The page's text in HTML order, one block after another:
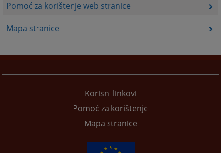
Pomoć za korištenje web stranice
Mapa stranice
Korisni linkovi
Pomoć za korištenje
Mapa stranice